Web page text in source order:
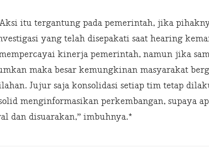
Aksi itu tergantung pada pemerintah, jika
yang telah disepakati saat hearing
kinerja pemerintah, namun jika
maka besar kemungkinan masyarakat
Jujur saja konsolidasi setiap tim tetap
menginformasikan perkembangan, supaya
dan disuarakan,” imbuhnya.*